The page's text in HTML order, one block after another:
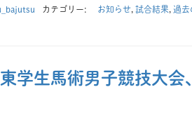
カテゴリー: お知らせ, 試合結果 過去
学生馬術男子競技大